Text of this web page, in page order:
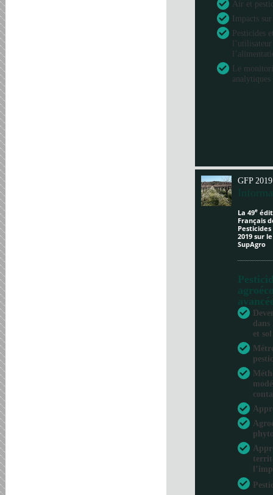
Air et
Impacts
Pesticides
Le
GFP 2019
La 49e
Français
2019 sur
SupAgro
dans
et sol